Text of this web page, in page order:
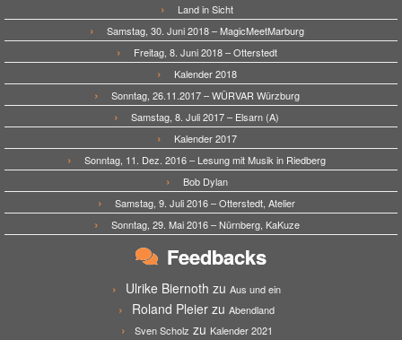
Land in Sicht
Samstag, 30. Juni 2018 – MagicMeetMarburg
Freitag, 8. Juni 2018 – Otterstedt
Kalender 2018
Sonntag, 26.11.2017 – WÜRVAR Würzburg
Samstag, 8. Juli 2017 – Elsarn (A)
Kalender 2017
Sonntag, 11. Dez. 2016 – Lesung mit Musik in Riedberg
Bob Dylan
Samstag, 9. Juli 2016 – Otterstedt, Atelier
Sonntag, 29. Mai 2016 – Nürnberg, KaKuze
Feedbacks
Ulrike Biernoth zu Aus und ein
Roland Pleier zu Abendland
Sven Scholz zu Kalender 2021